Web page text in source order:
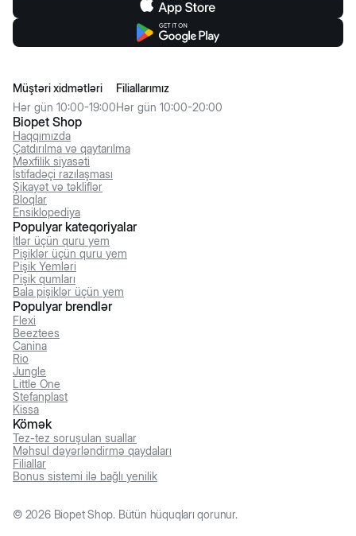
Biopet Shop
Haqqımızda
Çatdırılma və qaytarılma
Məxfilik siyasəti
İstifadəçi razılaşması
Şikayət və təkliflər
Bloqlar
Ensiklopediya
Müştəri xidmətləri
Hər gün 10:00-19:00
Filiallarımız
Hər gün 10:00-20:00
Populyar kateqoriyalar
İtlər üçün quru yem
Pişiklər üçün quru yem
Pişik Yemləri
Pişik qumları
Bala pişiklər üçün yem
Populyar brendlər
Flexi
Beeztees
Canina
Rio
Jungle
Little One
Stefanplast
Kissa
Kömək
Tez-tez soruşulan suallar
Məhsul dəyərləndirmə qaydaları
Filiallar
Bonus sistemi ilə bağlı yenilik
© 2026Biopet Shop. Bütün hüquqları qorunur.